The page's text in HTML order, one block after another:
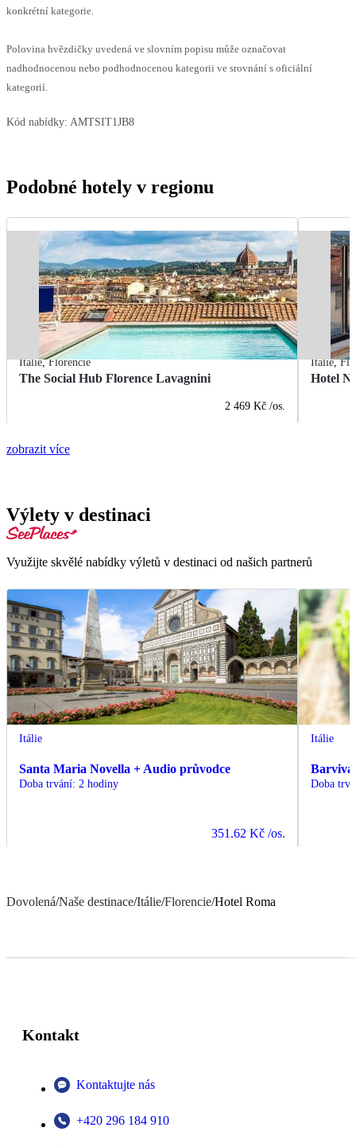
konkrétní kategorie.
Polovina hvězdičky uvedená ve slovním popisu může označovat
nadhodnocenou nebo podhodnocenou kategorii ve srovnání s oficiální
kategorií.
Kód nabídky: AMTSIT1JB8
Podobné hotely v regionu
Itálie,Florencie
The Social Hub Florence Lavagnini
2 469 Kč /os.
Itálie,
Hotel
zobrazit více
Výlety v destinaci
Využijte skvělé nabídky výletů v destinaci od našich partnerů
Itálie
Santa Maria Novella + Audio průvodce
Doba trvání: 2 hodiny
351.62 Kč /os.
Itálie
Doba
Dovolená/Naše destinace/Itálie/Florencie/Hotel Roma
Kontakt
Kontaktujte nás
+420 296 184 910